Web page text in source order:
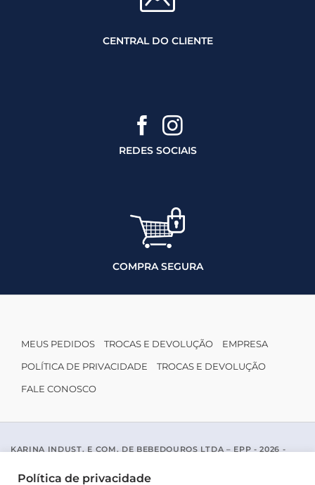
CENTRAL DO CLIENTE
REDES SOCIAIS
COMPRA SEGURA
MEUS PEDIDOS TROCAS E DEVOLUÇÃO EMPRESA
POLÍTICA DE PRIVACIDADE TROCAS E DEVOLUÇÃO
FALE CONOSCO
KARINA INDUST. E COM. DE BEBEDOUROS LTDA – EPP - 2026 -
DO RIO PRETO / SP - CEP 15077-456
Política de privacidade